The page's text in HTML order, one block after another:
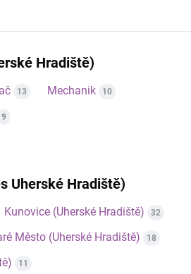
Hradiště)
13 Mechanik 10
9
Uherské Hradiště)
Kunovice (Uherské Hradiště) 32
Město (Uherské Hradiště) 18
11